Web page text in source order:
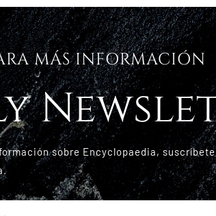
MÁS INFORMACIÓN
sobre Encyclopaedia,